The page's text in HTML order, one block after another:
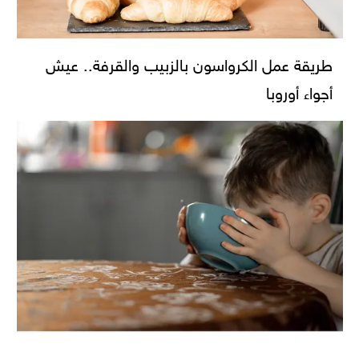
طريقة عمل الكرواسون بالزبيب والقرفة.. عيش
أجواء أوروبا